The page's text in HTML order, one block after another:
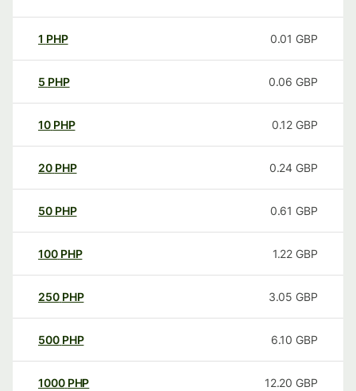
1 PHP 0.01 GBP
5 PHP 0.06 GBP
10 PHP 0.12 GBP
20 PHP 0.24 GBP
50 PHP 0.61 GBP
100 PHP 1.22 GBP
250 PHP 3.05 GBP
500 PHP 6.10 GBP
1000 PHP 12.20 GBP